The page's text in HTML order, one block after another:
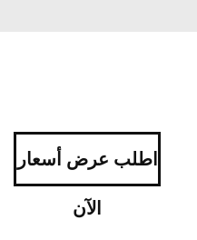
اطلب عرض أسعار
الآن